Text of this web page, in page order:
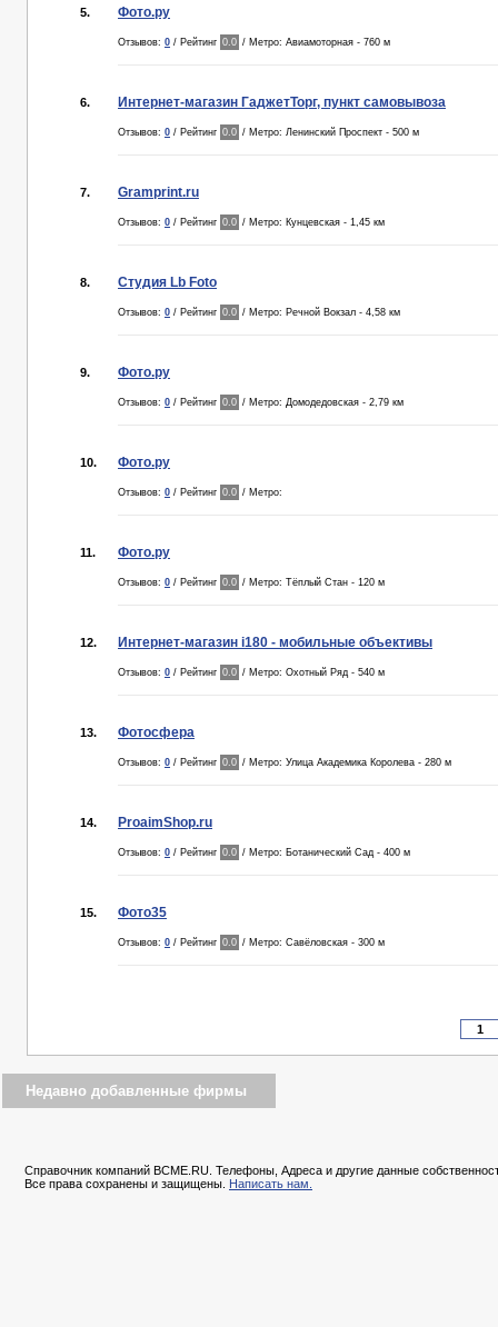
5. Фото.ру
Отзывов: 0 / Рейтинг 0.0 / Метро: Авиамоторная - 760 м
6. Интернет-магазин ГаджетТорг, пункт самовывоза
Отзывов: 0 / Рейтинг 0.0 / Метро: Ленинский Проспект - 500 м
7. Gramprint.ru
Отзывов: 0 / Рейтинг 0.0 / Метро: Кунцевская - 1,45 км
8. Студия Lb Foto
Отзывов: 0 / Рейтинг 0.0 / Метро: Речной Вокзал - 4,58 км
9. Фото.ру
Отзывов: 0 / Рейтинг 0.0 / Метро: Домодедовская - 2,79 км
10. Фото.ру
Отзывов: 0 / Рейтинг 0.0 / Метро:
11. Фото.ру
Отзывов: 0 / Рейтинг 0.0 / Метро: Тёплый Стан - 120 м
12. Интернет-магазин i180 - мобильные объективы
Отзывов: 0 / Рейтинг 0.0 / Метро: Охотный Ряд - 540 м
13. Фотосфера
Отзывов: 0 / Рейтинг 0.0 / Метро: Улица Академика Королева - 280 м
14. ProaimShop.ru
Отзывов: 0 / Рейтинг 0.0 / Метро: Ботанический Сад - 400 м
15. Фото35
Отзывов: 0 / Рейтинг 0.0 / Метро: Савёловская - 300 м
Недавно добавленные фирмы
Справочник компаний BCME.RU. Телефоны, Адреса и другие данные
Все права сохранены и защищены. Написать нам.